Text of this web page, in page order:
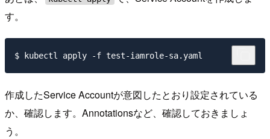
す。
作成したService Accountが意図したとおり設定されている
か、確認します。Annotationsなど、確認しておきましょ
う。